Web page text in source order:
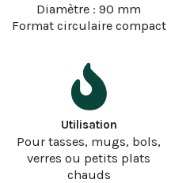
Diamètre : 90 mm
Format circulaire compact
Utilisation
Pour tasses, mugs, bols,
verres ou petits plats
chauds